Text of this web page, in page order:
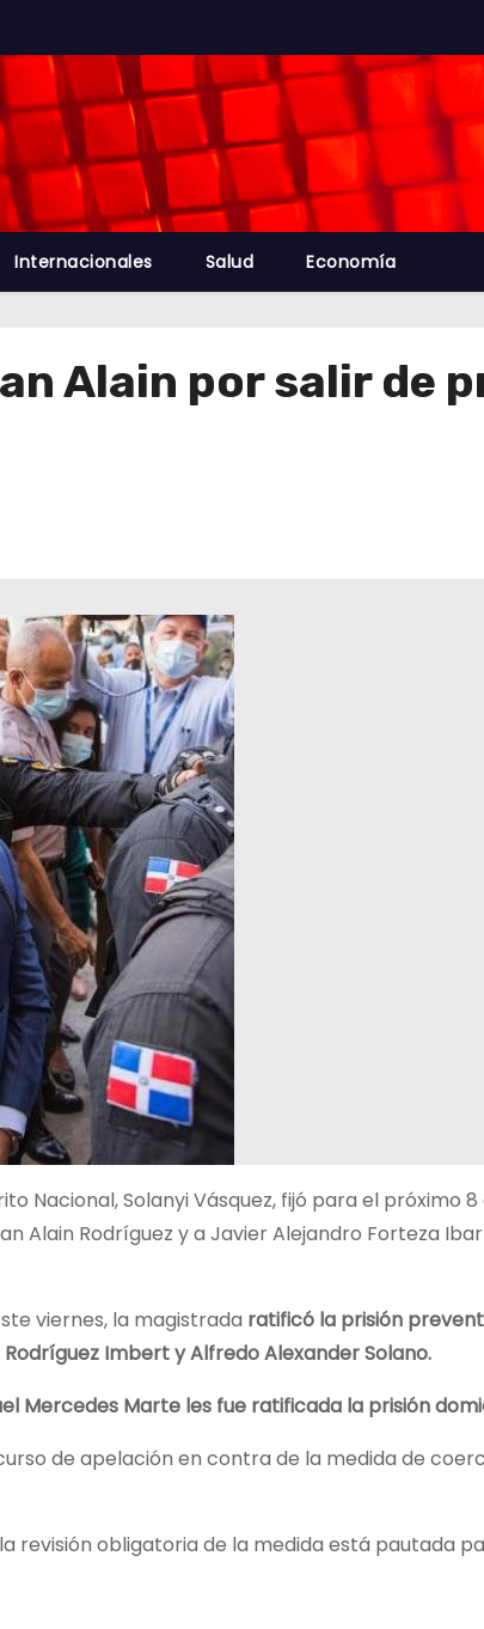
Internacionales Salud Economía
Alain por salir de
Nacional, Solanyi Vásquez, fijó para el próximo
Alain Rodríguez y a Javier Alejandro Forteza
viernes, la magistrada ratificó la prisión
Imbert y Alfredo Alexander Solano.
Mercedes Marte les fue ratificada la prisión
de apelación en contra de la medida de
revisión obligatoria de la medida está pautada